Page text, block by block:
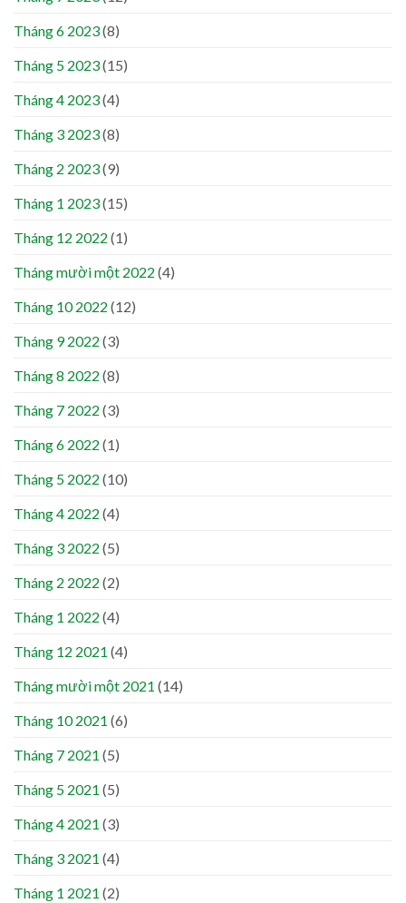
Tháng 6 2023(8)
Tháng 5 2023(15)
Tháng 4 2023(4)
Tháng 3 2023(8)
Tháng 2 2023(9)
Tháng 1 2023(15)
Tháng 12 2022 (1)
Tháng mười một 2022 (4)
Tháng 10 2022 (12)
Tháng 9 2022 (3)
Tháng 8 2022 (8)
Tháng 7 2022 (3)
Tháng 6 2022 (1)
Tháng 5 2022 (10)
Tháng 4 2022 (4)
Tháng 3 2022 (5)
Tháng 2 2022 (2)
Tháng 1 2022 (4)
Tháng 12 2021 (4)
Tháng mười một 2021 (14)
Tháng 10 2021 (6)
Tháng 7 2021 (5)
Tháng 5 2021 (5)
Tháng 4 2021 (3)
Tháng 3 2021 (4)
Tháng 1 2021 (2)